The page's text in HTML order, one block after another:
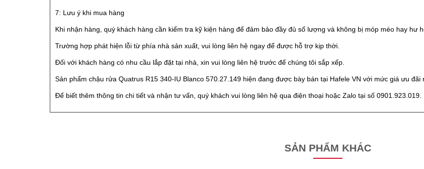
7: Lưu ý khi mua hàng
Khi nhận hàng, quý khách hàng cần kiểm tra kỹ kiện hàng để đảm bảo đầy đủ số lượng và không bị móp méo hay hư
Trường hợp phát hiện lỗi từ phía nhà sản xuất, vui lòng liên hệ ngay để được hỗ trợ kịp thời.
Đối với khách hàng có nhu cầu lắp đặt tại nhà, xin vui lòng liên hệ trước để chúng tôi sắp xếp.
Sản phẩm chậu rửa Quatrus R15 340-IU Blanco 570.27.149 hiện đang được bày bán tại Hafele VN với mức giá ưu đãi
Để biết thêm thông tin chi tiết và nhận tư vấn, quý khách vui lòng liên hệ qua điện thoại hoặc Zalo tại số 0901.923.019.
SẢN PHẨM KHÁC